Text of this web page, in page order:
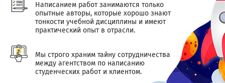
Написанием работ занимаются только
опытные авторы, которые хорошо знают
тонкости учебной дисциплины и имеют
практический опыт в отрасли.
Мы строго храним тайну сотрудничества
между агентством по написанию
студенческих работ и клиентом.